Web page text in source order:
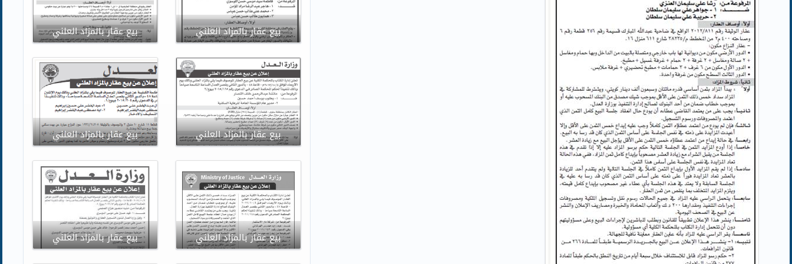
بيع عقار بالمزاد العلني بيع عقار بالمزاد العلني
بيع عقار بالمزاد العلني بيع عقار بالمزاد العلني
بيع عقار بالمزاد العلني بيع عقار بالمزاد العلني